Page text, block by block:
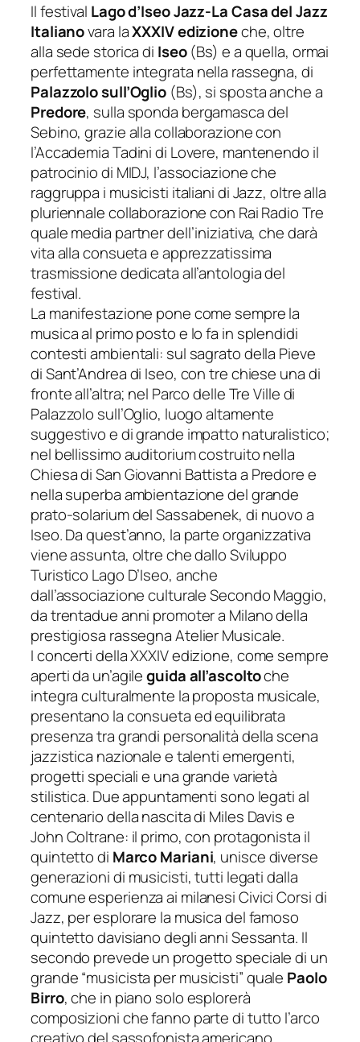
Il festival Lago d’Iseo Jazz-La Casa del Jazz
Italianovara laXXXIV edizioneche, oltre
alla sede storica di Iseo(Bs) e aquella, ormai
perfettamente integrata nella rassegna, di
Palazzolo sull’Oglio (Bs), si sposta anche a
Predore, sulla sponda bergamasca del
Sebino, grazie alla collaborazione con
l’Accademia Tadini di Lovere, mantenendo il
patrocinio di MIDJ, l’associazione che
raggruppa i musicisti italiani di Jazz, oltre alla
pluriennale collaborazione con Rai Radio Tre
quale media partner dell’iniziativa, che darà
vita alla consueta e apprezzatissima
trasmissione dedicata all’antologia del
festival.
La manifestazione pone come sempre la
musica al primo posto e lo fa in splendidi
contesti ambientali: sul sagrato della Pieve
di Sant’Andrea di Iseo, con tre chiese una di
fronte all’altra; nel Parco delle Tre Ville di
Palazzolo sull’Oglio, luogo altamente
suggestivo e di grande impatto naturalistico;
nel bellissimo auditorium costruito nella
Chiesa diSan Giovanni Battista a Predore e
nella superba ambientazione del grande
prato-solarium del Sassabenek, di nuovo a
Iseo. Da quest’anno, la parte organizzativa
viene assunta, oltre che dallo Sviluppo
Turistico Lago D’Iseo, anche
dall’associazione culturale Secondo Maggio,
da trentadue anni promoter a Milano della
prestigiosa rassegnaAtelier Musicale.
I concerti dellaXXXIVedizione, come sempre
aperti da un’agileguida all’ascoltoche
integra culturalmente la proposta musicale,
presentano la consueta ed equilibrata
presenzatra grandi personalità della scena
jazzistica nazionale e talenti emergenti,
progetti speciali e una grande varietà
stilistica. Due appuntamenti sono legati al
centenario della nascita di Miles Davis e
John Coltrane: il primo, con protagonista il
quintetto di Marco Mariani, unisce diverse
generazioni di musicisti, tutti legati dalla
comune esperienza ai milanesi Civici Corsi di
Jazz, per esplorare la musica del famoso
quintetto davisiano degli anni Sessanta. Il
secondo prevede un progetto speciale di un
grande “musicista per musicisti” quale Paolo
Birro, che in piano solo esplorerà
composizioni che fanno parte di tutto l’arco